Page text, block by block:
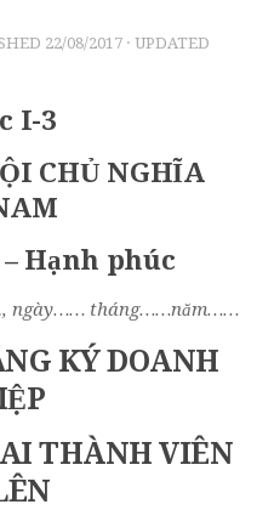
22/08/2017 · UPDATED
I-3
CHỦ NGHĨA
Hạnh phúc
ngày…… tháng……năm……
KÝ DOANH
THÀNH VIÊN